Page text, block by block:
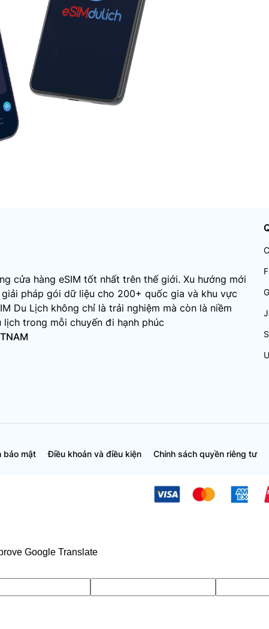
cửa hàng eSIM tốt nhất trên thế giới. Xu hướng mới
pháp gói dữ liệu cho 200+ quốc gia và khu vực
Du Lịch không chỉ là trải nghiệm mà còn là niềm
trong mỗi chuyến đi hạnh phúc
bảo mật Điều khoản và điều kiện Chính sách quyền riêng tư
Google Translate